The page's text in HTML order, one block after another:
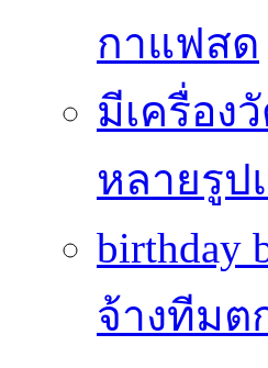
กาแฟสด
มีเครื่อง
หลายรูป
birthday
จ้างทีมต